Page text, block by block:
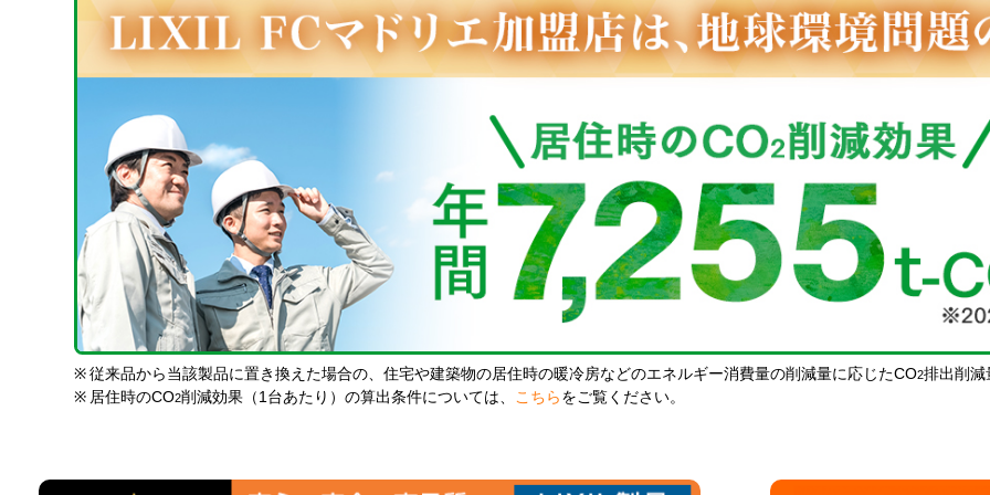
※ 従来品から当該製品に置き換えた場合の、住宅や建築物の居住時の暖冷房などのエネルギー消費量の削減量に応じたCO2排出削減
※ 居住時のCO2削減効果（1台あたり）の算出条件については、 こちら をご覧ください。